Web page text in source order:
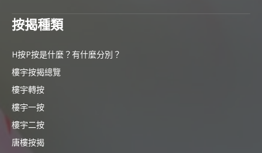
按揭種類
H按P按是什麼？有什麼分別？
樓宇按揭總覽
樓宇轉按
樓宇一按
樓宇二按
唐樓按揭